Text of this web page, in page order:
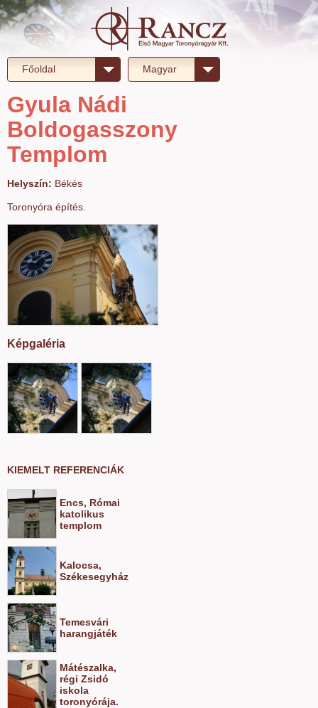
Főoldal Magyar
Gyula Nádi
Boldogasszony
Templom
Helyszín: Békés
Toronyóra építés.
Képgaléria
KIEMELT REFERENCIÁK
Encs, Római
katolikus
templom
Kalocsa,
Székesegyház
Temesvári
harangjáték
Mátészalka,
régi Zsidó
iskola
toronyórája.